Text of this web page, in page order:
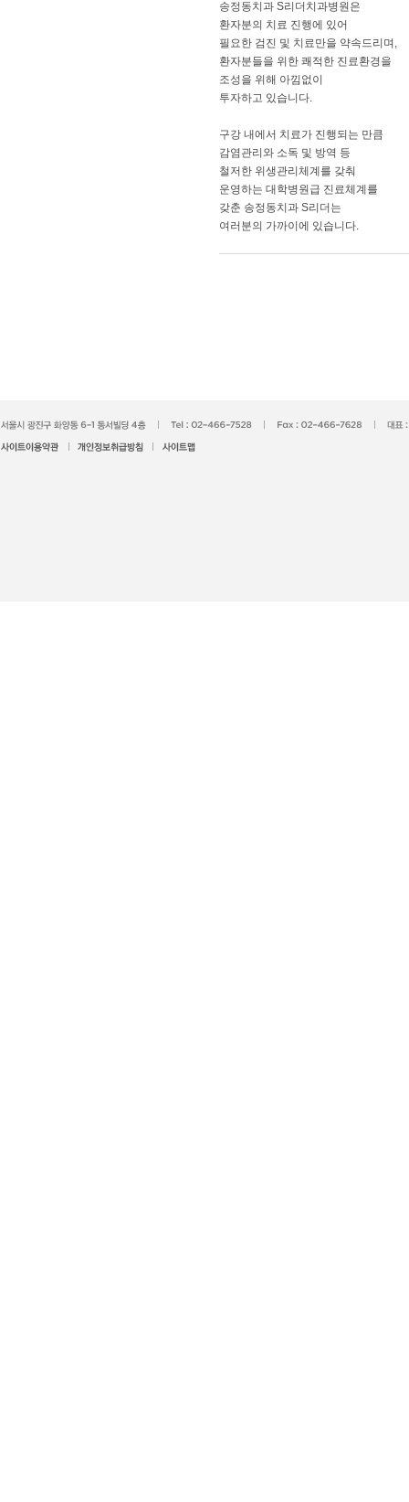
송정동치과 S리더치과병원은
환자분의 치료 진행에 있어
필요한 검진 및 치료만을 약속드리며,
환자분들을 위한 쾌적한 진료환경을
조성을 위해 아낌없이
투자하고 있습니다.
구강 내에서 치료가 진행되는 만큼
감염관리와 소독 및 방역 등
철저한 위생관리체계를 갖춰
운영하는 대학병원급 진료체계를
갖춘 송정동치과 S리더는
여러분의 가까이에 있습니다.